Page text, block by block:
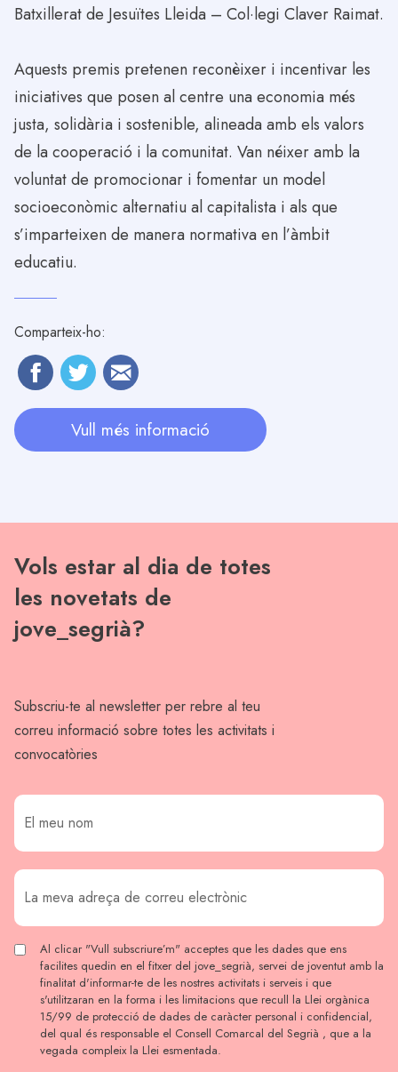
Batxillerat de Jesuïtes Lleida – Col·legi Claver Raimat.
Aquests premis pretenen reconèixer i incentivar les
iniciatives que posen al centre una economia més
justa, solidària i sostenible, alineada amb els valors
de la cooperació i la comunitat. Van néixer amb la
voluntat de promocionar i fomentar un model
socioeconòmic alternatiu al capitalista i als que
s’imparteixen de manera normativa en l’àmbit
educatiu.
Comparteix-ho:
Vull més informació
Vols estar al dia de totes
les novetats de
jove_segrià?
Subscriu-te al newsletter per rebre al teu
correu informació sobre totes les activitats i
convocatòries
Al clicar "Vull subscriure’m" acceptes que les dades que ens
facilites quedin en el fitxer del jove_segrià, servei de joventut amb la
finalitat d'informar-te de les nostres activitats i serveis i que
s'utilitzaran en la forma i les limitacions que recull la Llei orgànica
15/99 de protecció de dades de caràcter personal i confidencial,
del qual és responsable el Consell Comarcal del Segrià , que a la
vegada compleix la Llei esmentada.